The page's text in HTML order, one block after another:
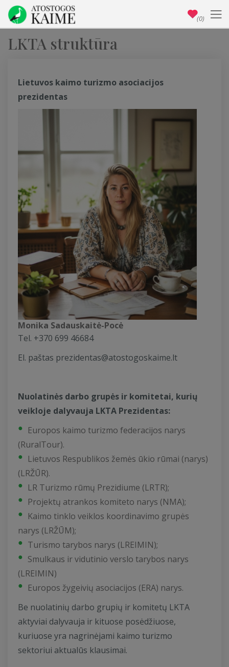
LKTA struktūra
Lietuvos kaimo turizmo asociacijos
prezidentas
Monika Sadauskaitė-Pocė
Tel. +370 699 46684
El. paštas prezidentas@atostogoskaime.lt
Nuolatinės darbo grupės ir komitetai, kurių
veikloje dalyvauja LKTA Prezidentas:
Europos kaimo turizmo federacijos narys
(RuralTour).
Lietuvos Respublikos žemės ūkio rūmai (narys)
(LRŽŪR).
LR Turizmo rūmų Prezidiume (LRTR);
Projektų atrankos komiteto narys (NMA);
Kaimo tinklo veiklos koordinavimo grupės
narys (LRŽŪM);
Turismo tarybos narys (LREIMIN);
Smulkaus ir vidutinio verslo tarybos narys
(LREIMIN)
Europos žygeivių asociacijos (ERA) narys.
Be nuolatinių darbo grupių ir komitetų LKTA
aktyviai dalyvauja ir kituose posėdžiuose,
kuriuose yra nagrinėjami kaimo turizmo
sektoriui aktualūs klausimai.
(0)